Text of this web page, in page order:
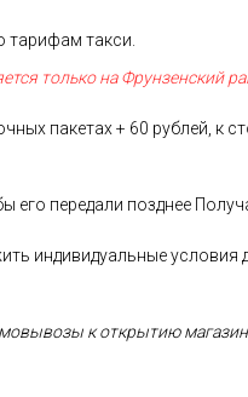
тарифам такси.
только на Фрунзенский
пакетах + 60 рублей, к
передали позднее
индивидуальные
к открытию